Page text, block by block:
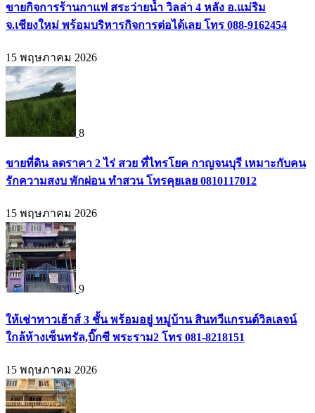
ขายกิจการร้านกาแฟ สระว่ายน้ำ วิลล่า 4 หลัง อ.แม่ริม
จ.เชียงใหม่ พร้อมบริหารกิจการต่อได้เลย โทร 088-9162454
15 พฤษภาคม 2026
8
ขายที่ดิน ลดราคา 2 ไร่ สวย ที่ไทรโยค กาญจนบุรี เหมาะกับคน
รักความสงบ พักผ่อน ทำสวน โทรคุยเลย 0810117012
15 พฤษภาคม 2026
9
ให้เช่าทาวเฮ้าส์ 3 ชั้น พร้อมอยู่ หมู่บ้าน สินทวีแกรนด์วิลเลจน์
ใกล้ห้างเซ็นทรัล,บิ๊กซี พระราม2 โทร 081-8218151
15 พฤษภาคม 2026